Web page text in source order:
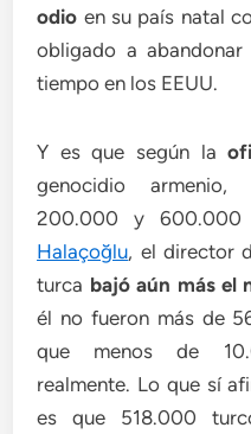
odio en su país natal
obligado a
tiempo en los EEUU.
Y es que según la
genocidio armenio,
200.000 y 600.000
Halaçoğlu, el director
turca bajó aún más el
él no fueron más de
que menos de
realmente. Lo que sí
es que 518.000